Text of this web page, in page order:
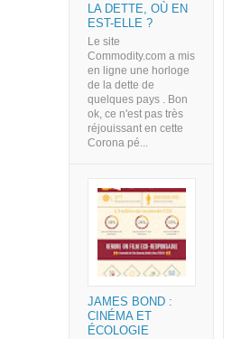
LA DETTE, OÙ EN
EST-ELLE ?
Le site
Commodity.com a mis
en ligne une horloge
de la dette de
quelques pays . Bon
ok, ce n'est pas très
réjouissant en cette
Corona pé...
JAMES BOND :
CINÉMA ET
ÉCOLOGIE